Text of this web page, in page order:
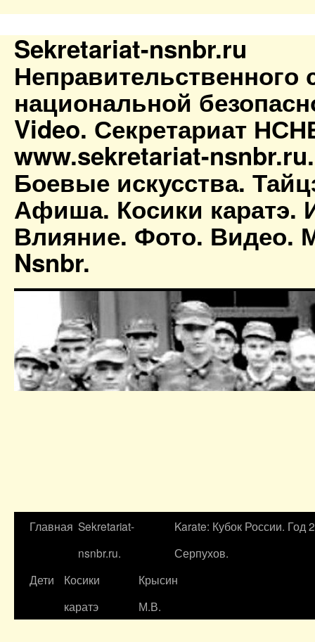
Sekretariat-nsnbr.ru
Неправительственного
национальной
Video. Секретариат
www.sekretariat-
Боевые искусства.
Афиша. Косики каратэ.
Влияние. Фото. Видео.
Nsnbr.
Главная Sekretariat-
nsnbr.ru.
Karate: Кубок России. Год
Серпухов.
Дети
Косики
каратэ
Крысин
М.В.